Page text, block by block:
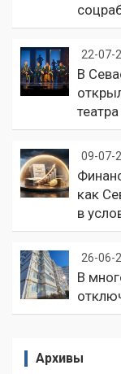
22-07-
В
09-07-
как
в
26-06-
В
Архивы